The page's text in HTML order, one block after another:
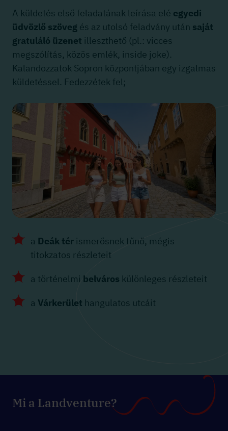
A küldetés első feladatának leírása elé egyedi
üdvözlő szöveg és az utolsó feladvány után saját
gratuláló üzenet illeszthető (pl.: vicces
megszólítás, közös emlék, inside joke).
Kalandozzatok Sopron központjában egy izgalmas
küldetéssel. Fedezzétek fel;
a Deák tér ismerősnek tűnő, mégis
titokzatos részleteit
a történelmi belváros különleges részleteit
a Várkerület hangulatos utcáit
Mi a Landventure?